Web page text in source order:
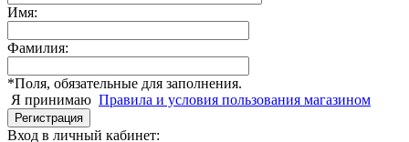
Имя:
Фамилия:
*Поля, обязательные для заполнения.
Я принимаю Правила и условия пользования магазином
Регистрация
Вход в личный кабинет: